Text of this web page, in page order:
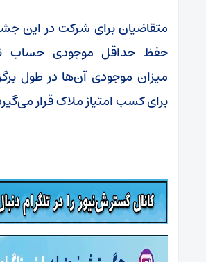
متقاضیان برای شرکت در این
حفظ حداقل موجودی حساب
میزان موجودی آن‌ها در طول
برای کسب امتیاز ملاک قرار